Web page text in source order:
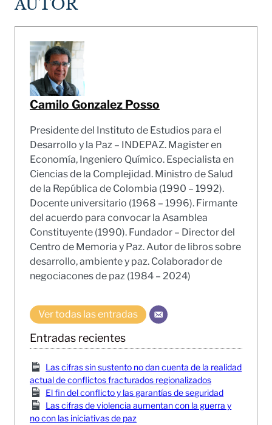
AUTOR
Camilo Gonzalez Posso
Presidente del Instituto de Estudios para el
Desarrollo y la Paz – INDEPAZ. Magister en
Economía, Ingeniero Químico. Especialista en
Ciencias de la Complejidad. Ministro de Salud
de la República de Colombia (1990 – 1992).
Docente universitario (1968 – 1996). Firmante
del acuerdo para convocar la Asamblea
Constituyente (1990). Fundador – Director del
Centro de Memoria y Paz. Autor de libros sobre
desarrollo, ambiente y paz. Colaborador de
negociacones de paz (1984 – 2024)
Ver todas las entradas
Entradas recientes
Las cifras sin sustento no dan cuenta de la realidad
actual de conflictos fracturados regionalizados
El fin del conflicto y las garantías de seguridad
Las cifras de violencia aumentan con la guerra y
no con las iniciativas de paz